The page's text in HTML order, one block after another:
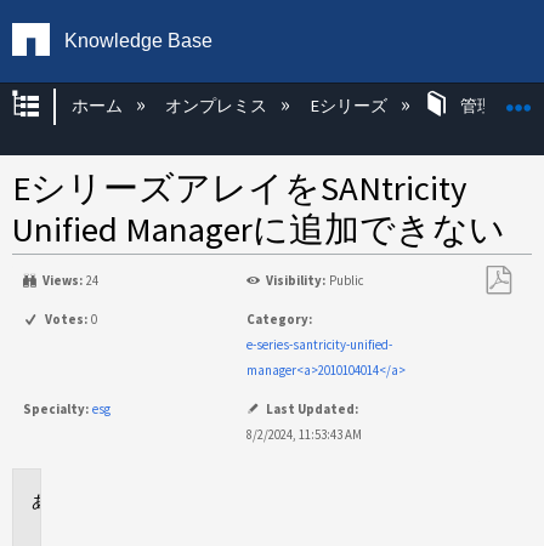
Knowledge Base
グローバル階層を展開/折りたたむ
ホーム オンプレミス Eシリーズ 管理アプ
EシリーズアレイをSANtricity
Unified Managerに追加できない
Views: 24 Visibility: Public
Votes: 0
Category:
e-series-santricity-unified-
manager<a>2010104014</a>
Specialty: esg
Last Updated:
8/2/2024, 11:53:43 AM